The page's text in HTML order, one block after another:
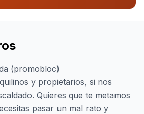
(promobloc)
y propietarios, si nos
Quieres que te metamos
pasar un mal rato y